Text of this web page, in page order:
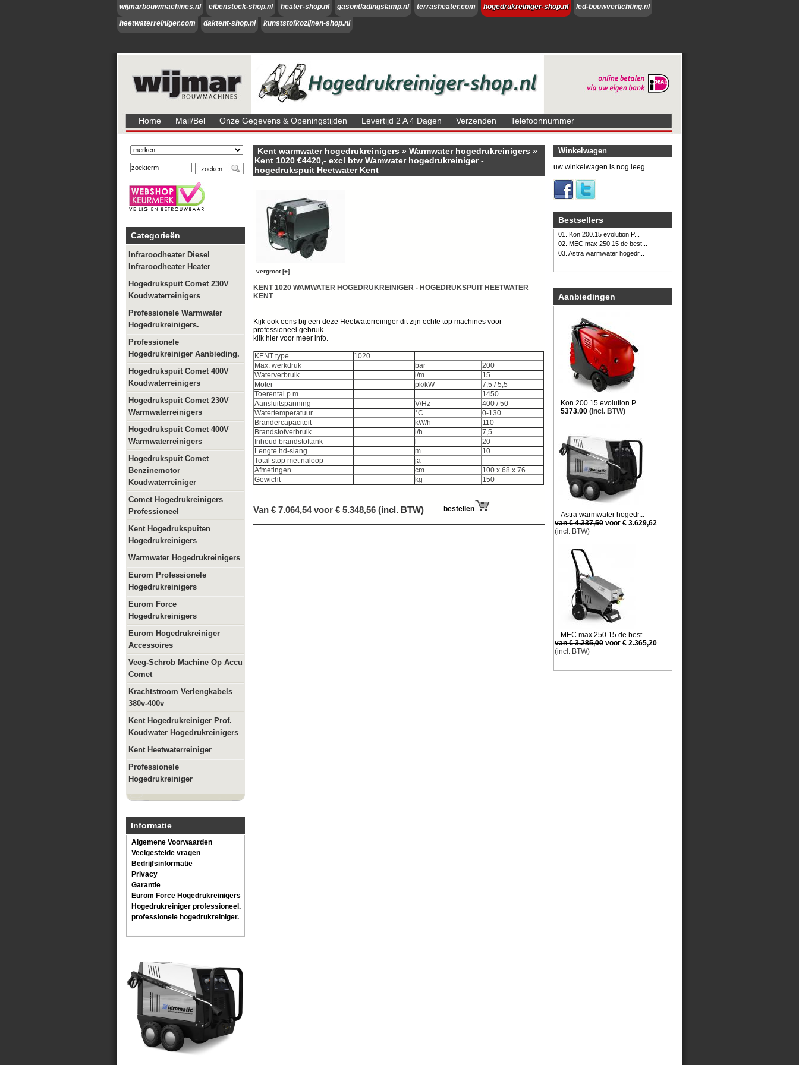
wijmarbouwmachines.nl eibenstock-shop.nl heater-shop.nl gasontladingslamp.nl terrasheater.com hogedrukreiniger-shop.nl
led-bouwverlichting.nl
heetwaterreiniger.com
daktent-shop.nl kunststofkozijnen-shop.nl
Home Mail/bel Onze Gegevens & Openingstijden Levertijd 2 A 4 Dagen Verzenden Telefoonnummer
Categorieën
Infraroodheater Diesel
Infraroodheater Heater
Hogedrukspuit Comet 230V
Koudwaterreinigers
Professionele Warmwater
Hogedrukreinigers.
Professionele
Hogedrukreiniger Aanbieding.
Hogedrukspuit Comet 400V
Koudwaterreinigers
Hogedrukspuit Comet 230V
Warmwaterreinigers
Hogedrukspuit Comet 400V
Warmwaterreinigers
Hogedrukspuit Comet
Benzinemotor
Koudwaterreiniger
Comet Hogedrukreinigers
Professioneel
Kent Hogedrukspuiten
Hogedrukreinigers
Warmwater Hogedrukreinigers
Eurom Professionele
Hogedrukreinigers
Eurom Force
Hogedrukreinigers
Eurom Hogedrukreiniger
Accessoires
Veeg-Schrob Machine Op Accu
Comet
Krachtstroom Verlengkabels
380v-400v
Kent Hogedrukreiniger Prof.
Koudwater Hogedrukreinigers
Kent Heetwaterreiniger
Professionele
Hogedrukreiniger
Informatie
Algemene Voorwaarden
Veelgestelde vragen
Bedrijfsinformatie
Privacy
Garantie
Eurom Force Hogedrukreinigers
Hogedrukreiniger professioneel.
professionele hogedrukreiniger.
Kent warmwater hogedrukreinigers » Warmwater hogedrukreinigers »
Kent 1020 €4420,- excl btw Wamwater hogedrukreiniger -
hogedrukspuit Heetwater Kent
vergroot [+]
KENT 1020 WAMWATER HOGEDRUKREINIGER - HOGEDRUKSPUIT HEETWATER
KENT
Kijk ook eens bij een deze Heetwaterreiniger dit zijn echte top machines voor
professioneel gebruik.
klik hier voor meer info.
KENT type
1020
Max. werkdruk
bar
200
Waterverbruik
l/m
15
Moter
pk/kW
7,5 / 5,5
Toerental p.m.
1450
Aansluitspanning
V/Hz
400 / 50
Watertemperatuur
°C
0-130
Brandercapaciteit
kW/h
110
Brandstofverbruik
l/h
7,5
Inhoud brandstoftank
20
Lengte hd-slang
m
10
Total stop met naloop
ja
Afmetingen
cm
100 x 68 x 76
Gewicht
kg 150
Van € 7.064,54 voor € 5.348,56 (incl. BTW) bestellen
Winkelwagen
uw winkelwagen is nog leeg
Bestsellers
01. Kon 200.15 evolution P...
02. MEC max 250.15 de best...
03. Astra warmwater hogedr...
Aanbiedingen
Kon 200.15 evolution P...
5373.00 (incl. BTW)
Astra warmwater hogedr...
van € 4.337,50 voor € 3.629,62
(incl. BTW)
MEC max 250.15 de best...
van € 3.285,00 voor € 2.365,20
(incl. BTW)